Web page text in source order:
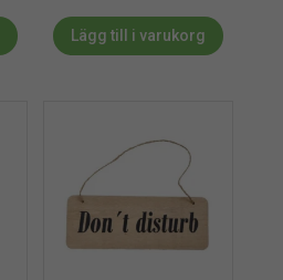
Lägg till i varukorg